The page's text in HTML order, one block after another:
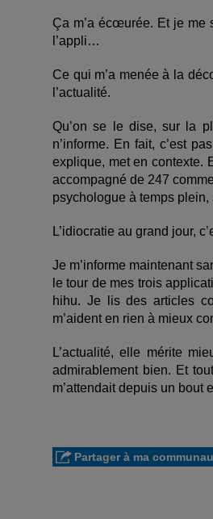
Ça m’a écœurée. Et je me
l’appli…
Ce qui m’a menée à la
l’actualité.
Qu’on se le dise, sur la
n’informe. En fait, c’est
explique, met en contexte.
accompagné de 247
psychologue à temps plein,
L’idiocratie au grand jour,
Je m’informe maintenant
le tour de mes trois
hihu. Je lis des articles
m’aident en rien à mieux
L’actualité, elle mérite
admirablement bien. Et
m’attendait depuis un bout
Partager à ma